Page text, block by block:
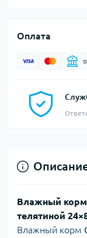
Оплата
Влажный корм
телятиной
Влажный корм